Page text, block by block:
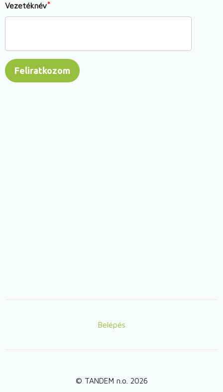
Vezetéknév
Belépés
© TANDEM n.o. 2026